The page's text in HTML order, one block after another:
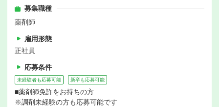
募集職種
薬剤師
雇用形態
正社員
応募条件
未経験者も応募可能 新卒も応募可能
■薬剤師免許をお持ちの方
※調剤未経験の方も応募可能です